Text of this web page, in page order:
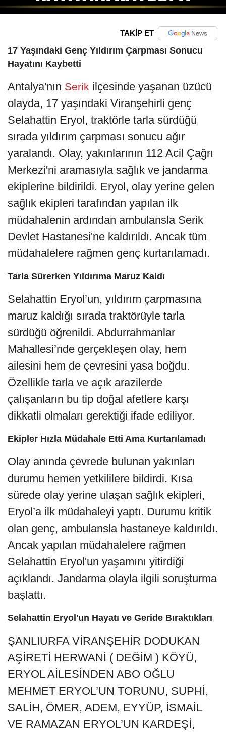
TAKİP ET
17 Yaşındaki Genç Yıldırım Çarpması Sonucu
Hayatını Kaybetti
Antalya'nın Serik ilçesinde yaşanan üzücü
olayda, 17 yaşındaki Viranşehirli genç
Selahattin Eryol, traktörle tarla sürdüğü
sırada yıldırım çarpması sonucu ağır
yaralandı. Olay, yakınlarının 112 Acil Çağrı
Merkezi'ni aramasıyla sağlık ve jandarma
ekiplerine bildirildi. Eryol, olay yerine gelen
sağlık ekipleri tarafından yapılan ilk
müdahalenin ardından ambulansla Serik
Devlet Hastanesi'ne kaldırıldı. Ancak tüm
müdahalelere rağmen genç kurtarılamadı.
Tarla Sürerken Yıldırıma Maruz Kaldı
Selahattin Eryol’un, yıldırım çarpmasına
maruz kaldığı sırada traktörüyle tarla
sürdüğü öğrenildi. Abdurrahmanlar
Mahallesi’nde gerçekleşen olay, hem
ailesini hem de çevresini yasa boğdu.
Özellikle tarla ve açık arazilerde
çalışanların bu tip doğal afetlere karşı
dikkatli olmaları gerektiği ifade ediliyor.
Ekipler Hızla Müdahale Etti Ama Kurtarılamadı
Olay anında çevrede bulunan yakınları
durumu hemen yetkililere bildirdi. Kısa
sürede olay yerine ulaşan sağlık ekipleri,
Eryol’a ilk müdahaleyi yaptı. Durumu kritik
olan genç, ambulansla hastaneye kaldırıldı.
Ancak yapılan müdahalelere rağmen
Selahattin Eryol'un yaşamını yitirdiği
açıklandı. Jandarma olayla ilgili soruşturma
başlattı.
Selahattin Eryol'un Hayatı ve Geride Bıraktıkları
ŞANLIURFA VİRANŞEHİR DODUKAN
AŞİRETİ HERWANİ ( DEĞİM ) KÖYÜ,
ERYOL AİLESİNDEN ABO OĞLU
MEHMET ERYOL’UN TORUNU, SUPHİ,
SALİH, ÖMER, ADEM, EYYÜP, İSMAİL
VE RAMAZAN ERYOL’UN KARDEŞİ,